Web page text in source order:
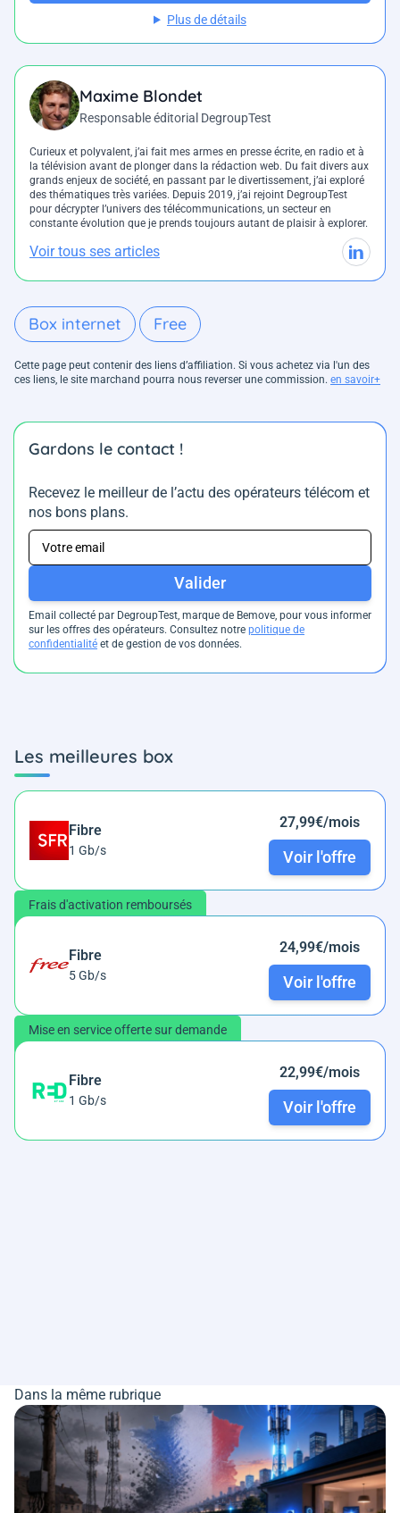
Plus de détails
Maxime Blondet
Responsable éditorial DegroupTest
Curieux et polyvalent, j’ai fait mes armes en presse écrite, en radio et à
la télévision avant de plonger dans la rédaction web. Du fait divers aux
grands enjeux de société, en passant par le divertissement, j’ai exploré
des thématiques très variées. Depuis 2019, j’ai rejoint DegroupTest
pour décrypter l’univers des télécommunications, un secteur en
constante évolution que je prends toujours autant de plaisir à explorer.
Voir tous ses articles
Box internet Free
Cette page peut contenir des liens d’affiliation. Si vous achetez via l'un des
ces liens, le site marchand pourra nous reverser une commission. en savoir+
Gardons le contact !
Recevez le meilleur de l’actu des opérateurs télécom et
nos bons plans.
Valider
Email collecté par DegroupTest, marque de Bemove, pour vous informer
sur les offres des opérateurs. Consultez notre politique de
confidentialité et de gestion de vos données.
Les meilleures box
Fibre
1 Gb/s
27,99€/mois
Voir l'offre
Frais d'activation remboursés
Fibre
5 Gb/s
24,99€/mois
Voir l'offre
Mise en service offerte sur demande
Fibre
1 Gb/s
22,99€/mois
Voir l'offre
Dans la même rubrique